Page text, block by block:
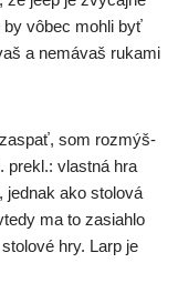
vôbec moh­li byť
a nemá­vaš ruka­mi
som roz­mýš­
pre­kl.: vlast­ná hra
jed­nak ako sto­lo­vá
ma to zasiah­lo
hry. Larp je